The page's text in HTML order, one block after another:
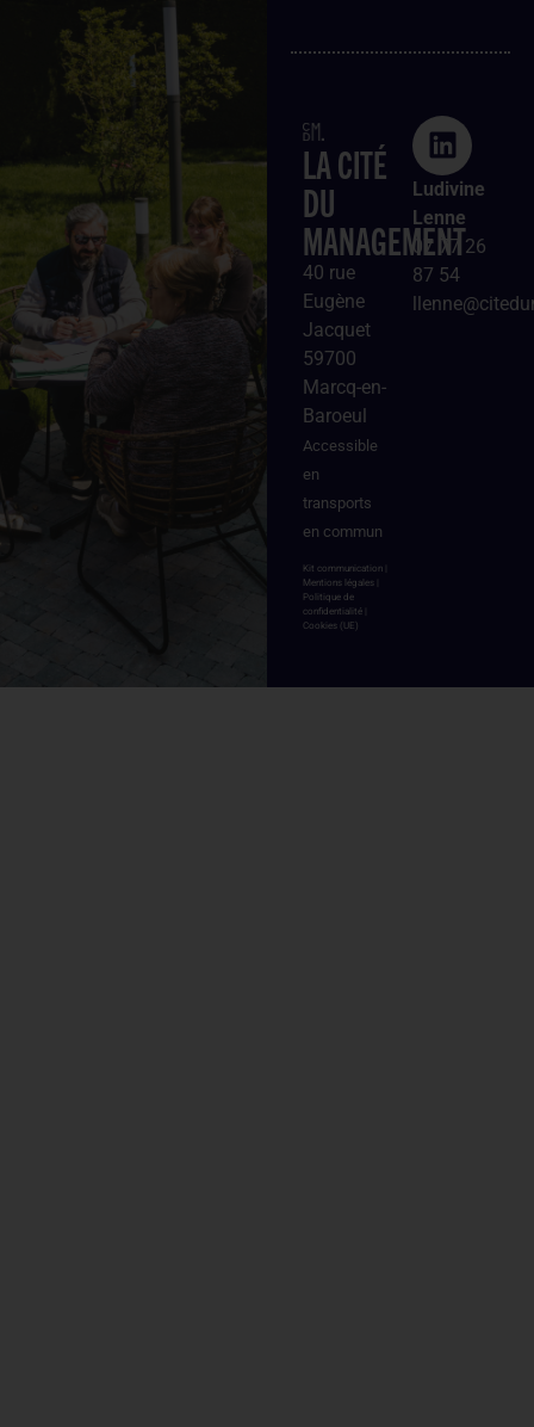
LA CITÉ
DU
MANAGEMENT
40 rue
Eugène
Jacquet
59700
Marcq-en-
Baroeul
Accessible
en
transports
en commun
Kit communication
Mentions légales
Politique de
confidentialité
Cookies (UE)
Ludivine
Lenne
07 77 26
87 54